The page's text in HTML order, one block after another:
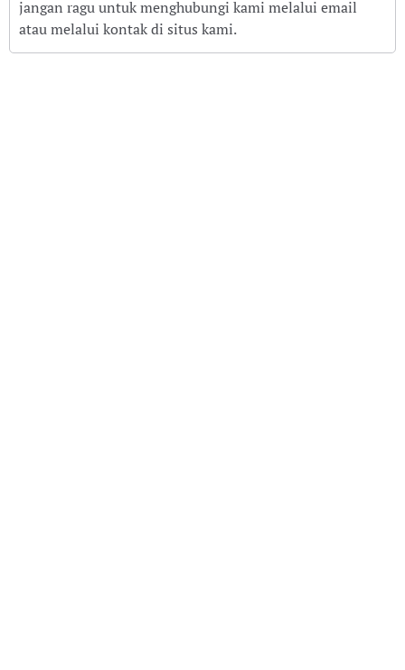
jangan ragu untuk menghubungi kami melalui email
atau melalui kontak di situs kami.